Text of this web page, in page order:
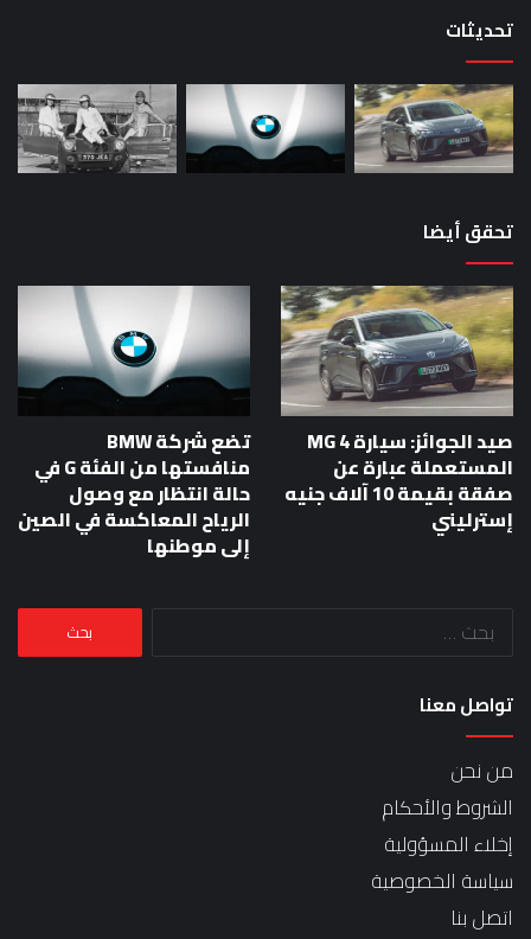
تحديثات
تحقق أيضا
صيد الجوائز: سيارة MG 4
المستعملة عبارة عن
صفقة بقيمة 10 آلاف جنيه
إسترليني
تضع شركة BMW
منافستها من الفئة G في
حالة انتظار مع وصول
الرياح المعاكسة في الصين
إلى موطنها
البحث
تواصل معنا
من نحن
الشروط والأحكام
إخلاء المسؤولية
سياسة الخصوصية
اتصل بنا